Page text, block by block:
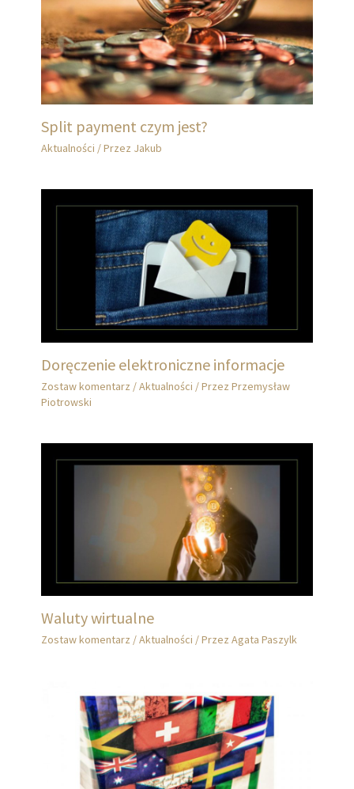
Split payment czym jest?
Aktualności / Przez Jakub
Doręczenie elektroniczne informacje
Zostaw komentarz /Aktualności / Przez Przemysław
Piotrowski
Waluty wirtualne
Zostaw komentarz /Aktualności / Przez Agata Paszylk